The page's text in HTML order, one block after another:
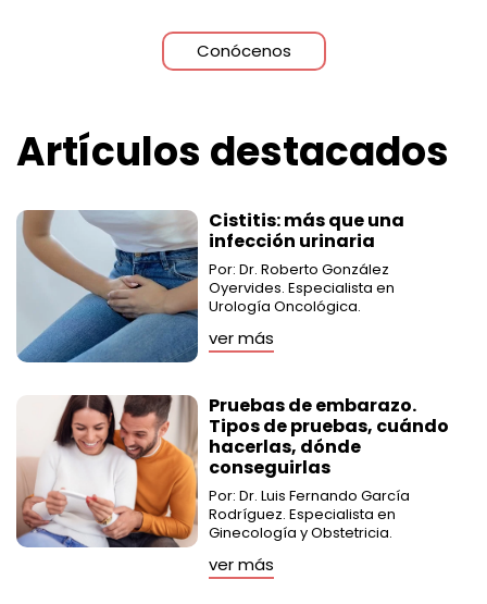
Conócenos
Artículos destacados
Cistitis: más que una
infección urinaria
Por: Dr. Roberto González
Oyervides. Especialista en
Urología Oncológica.
ver más
Pruebas de embarazo.
Tipos de pruebas, cuándo
hacerlas, dónde
conseguirlas
Por: Dr. Luis Fernando García
Rodríguez. Especialista en
Ginecología y Obstetricia.
ver más